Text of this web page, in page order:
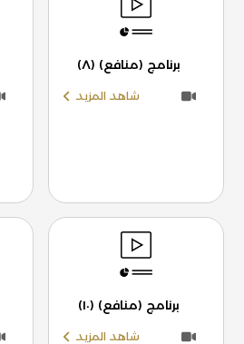
برنامج (منافع) (٨)
شاهد المزيد
برنامج (منافع) (١٠)
شاهد المزيد